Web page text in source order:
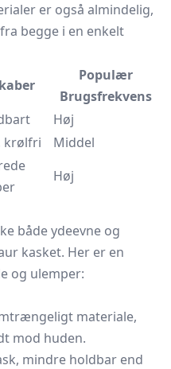
er også almindelig,
begge i en enkelt
Populær
Brugsfrekvens
Høj
krølfri
Middel
Høj
både ydeevne og
kasket. Her er en
og ulemper:
materiale,
mod huden.
mindre holdbar end